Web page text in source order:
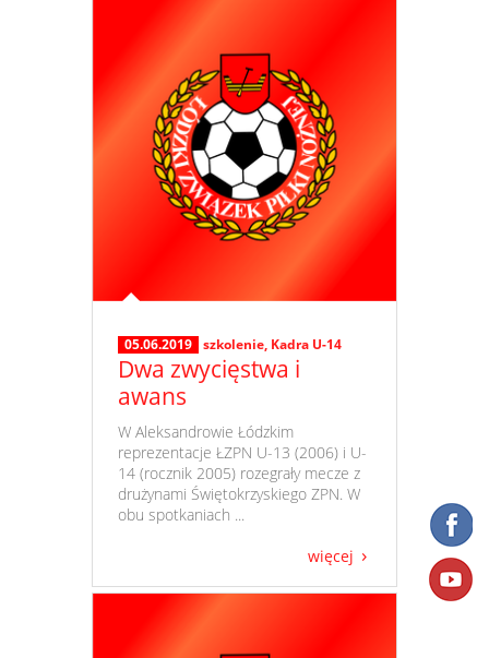
05.06.2019 szkolenie, Kadra U-14
Dwa zwycięstwa i
awans
​ W Aleksandrowie Łódzkim
reprezentacje ŁZPN U-13 (2006) i U-
14 (rocznik 2005) rozegrały mecze z
drużynami Świętokrzyskiego ZPN. W
obu spotkaniach ...
więcej